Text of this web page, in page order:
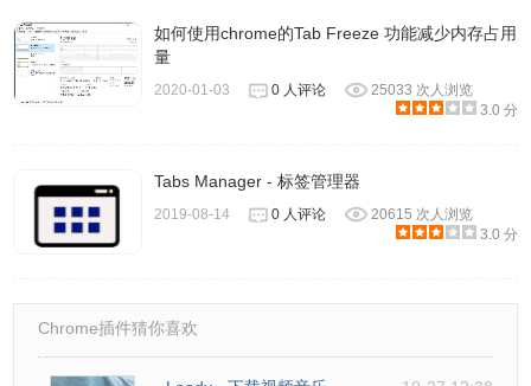
如何使用chrome的Tab Freeze 功能减少内存占用
量
2020-01-03 0 人评论
25033 次人浏览
3.0 分
Tabs Manager - 标签管理器
2019-08-14 0 人评论
20615 次人浏览
3.0 分
Chrome插件猜你喜欢